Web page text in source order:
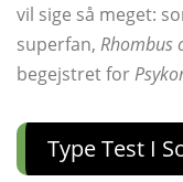
vil sige så meget:
superfan, Rhombus
begejstret for
Type Test I